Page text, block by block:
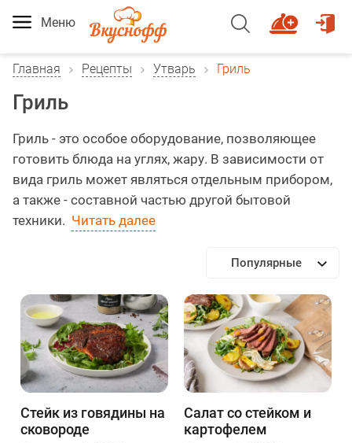
Меню
Главная Рецепты Утварь Гриль
Гриль
Гриль - это особое оборудование, позволяющее
готовить блюда на углях, жару. В зависимости от
вида гриль может являться отдельным прибором,
а также - составной частью другой бытовой
техники. Читать далее
Популярные
Стейк из говядины на
сковороде
Салат со стейком и
картофелем